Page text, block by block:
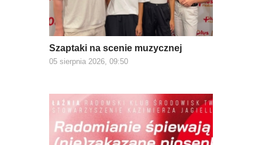
Szaptaki na scenie muzycznej
05 sierpnia 2026, 09:50